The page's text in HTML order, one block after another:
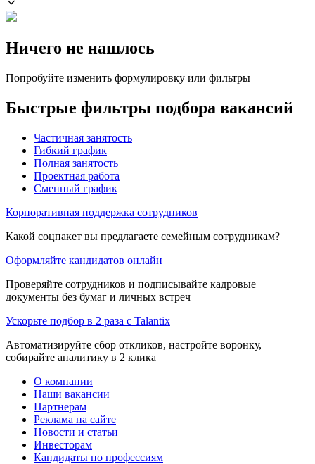
Ничего не нашлось
Попробуйте изменить формулировку или фильтры
Быстрые фильтры подбора вакансий
Частичная занятость
Гибкий график
Полная занятость
Проектная работа
Сменный график
Корпоративная поддержка сотрудников
Какой соцпакет вы предлагаете семейным сотрудникам?
Оформляйте кандидатов онлайн
Проверяйте сотрудников и подписывайте кадровые
документы без бумаг и личных встреч
Ускорьте подбор в 2 раза с Talantix
Автоматизируйте сбор откликов, настройте воронку,
собирайте аналитику в 2 клика
О компании
Наши вакансии
Партнерам
Реклама на сайте
Новости и статьи
Инвесторам
Кандидаты по профессиям